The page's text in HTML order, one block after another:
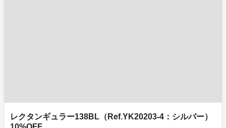
レクタンギュラー138BL（Ref.YK20203-4：シルバー）